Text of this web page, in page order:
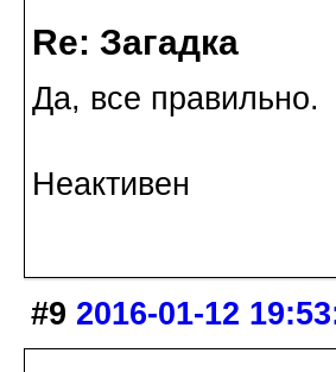
Re: Загадка
Да, все правильно.
Неактивен
#9 2016-01-12